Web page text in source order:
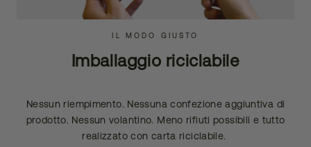
IL MODO GIUSTO
Imballaggio riciclabile
Nessun riempimento. Nessuna confezione aggiuntiva di
prodotto. Nessun volantino. Meno rifiuti possibili e tutto
realizzato con carta riciclabile.